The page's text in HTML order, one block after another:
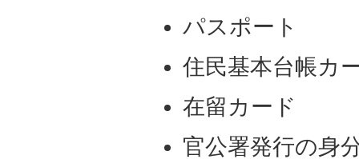
パスポート
住民基本台帳カ
在留カード
官公署発行の身